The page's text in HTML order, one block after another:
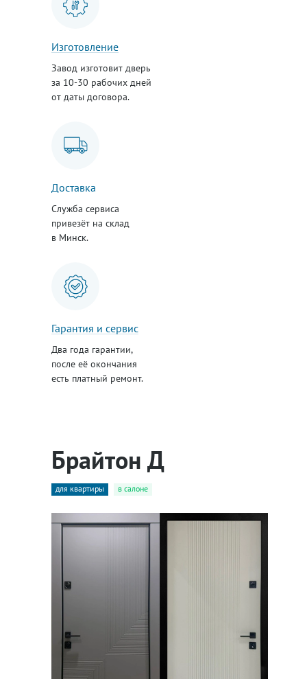
Изготовление
Завод изготовит дверь
за 10-30 рабочих дней
от даты договора.
Доставка
Служба сервиса
привезёт на склад
в Минск.
Гарантия и сервис
Два года гарантии,
после её окончания
есть платный ремонт.
Брайтон Д
для квартиры в салоне